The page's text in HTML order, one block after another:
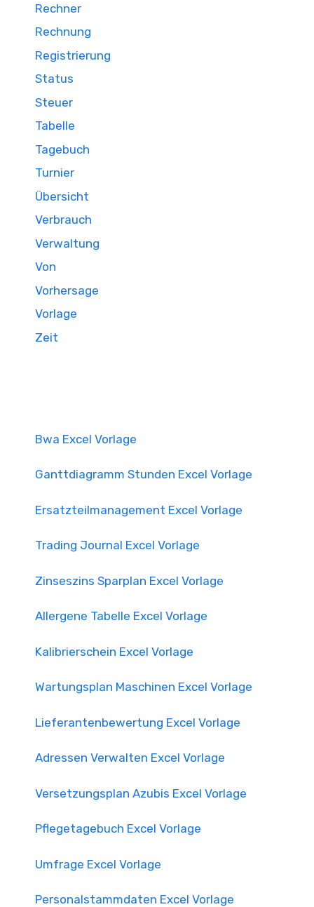
Rechner
Rechnung
Registrierung
Status
Steuer
Tabelle
Tagebuch
Turnier
Übersicht
Verbrauch
Verwaltung
Von
Vorhersage
Vorlage
Zeit
Bwa Excel Vorlage
Ganttdiagramm Stunden Excel Vorlage
Ersatzteilmanagement Excel Vorlage
Trading Journal Excel Vorlage
Zinseszins Sparplan Excel Vorlage
Allergene Tabelle Excel Vorlage
Kalibrierschein Excel Vorlage
Wartungsplan Maschinen Excel Vorlage
Lieferantenbewertung Excel Vorlage
Adressen Verwalten Excel Vorlage
Versetzungsplan Azubis Excel Vorlage
Pflegetagebuch Excel Vorlage
Umfrage Excel Vorlage
Personalstammdaten Excel Vorlage